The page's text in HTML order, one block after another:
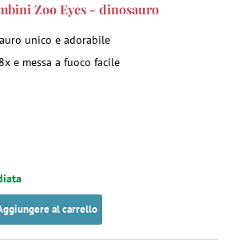
Zoo Eyes - dinosauro
unico e adorabile
e messa a fuoco facile
al carrello